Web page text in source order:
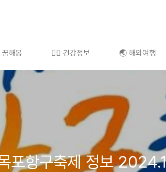
꿈해몽 👩‍⚕️ 건강정보 🌏 해외여행
포항구축제 정보